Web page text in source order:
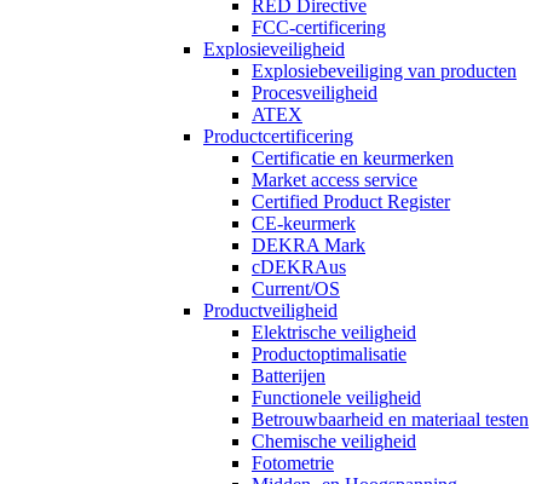
RED Directive
FCC-certificering
Explosieveiligheid
Explosiebeveiliging van producten
Procesveiligheid
ATEX
Productcertificering
Certificatie en keurmerken
Market access service
Certified Product Register
CE-keurmerk
DEKRA Mark
cDEKRAus
Current/OS
Productveiligheid
Elektrische veiligheid
Productoptimalisatie
Batterijen
Functionele veiligheid
Betrouwbaarheid en materiaal testen
Chemische veiligheid
Fotometrie